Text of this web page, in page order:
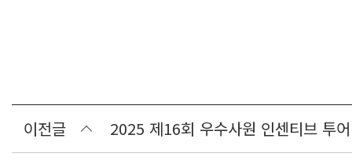
이전글 2025 제16회 우수사원 인센티브 투어